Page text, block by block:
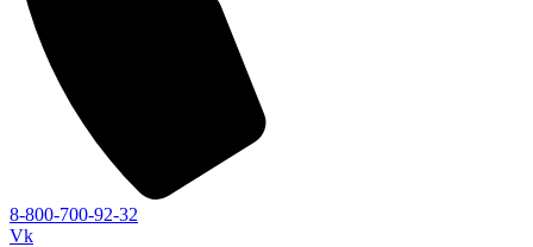
8-800-700-92-32
Vk